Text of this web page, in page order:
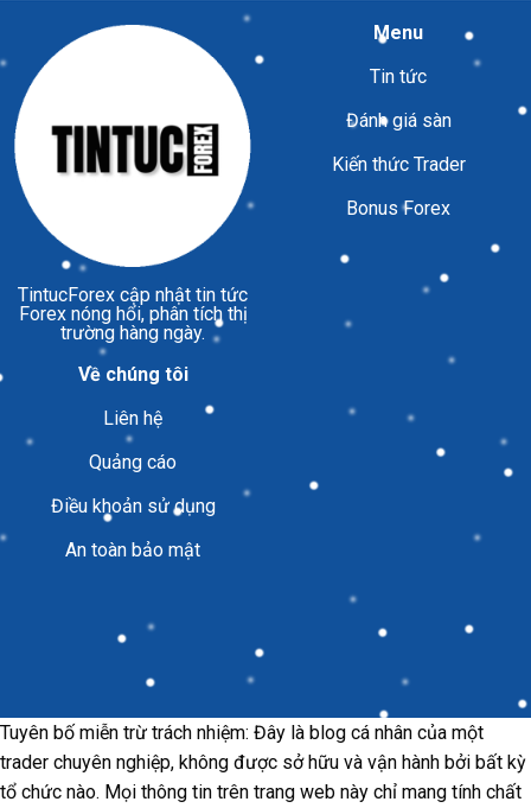
TintucForex cập nhật tin tức
Forex nóng hổi, phân tích thị
trường hàng ngày.
Menu
Tin tức
Đánh giá sàn
Kiến thức Trader
Bonus Forex
Về chúng tôi
Liên hệ
Quảng cáo
Điều khoản sử dụng
An toàn bảo mật
Tuyên bố miễn trừ trách nhiệm: Đây là blog cá nhân của một
trader chuyên nghiệp, không được sở hữu và vận hành bởi bất kỳ
tổ chức nào. Mọi thông tin trên trang web này chỉ mang tính chất